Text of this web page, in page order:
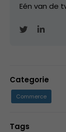
Eén van de
Categorie
Commerce
Tags